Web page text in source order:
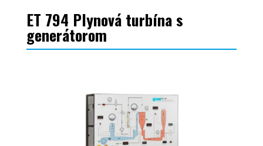
ET 794 Plynová turbína s
generátorom